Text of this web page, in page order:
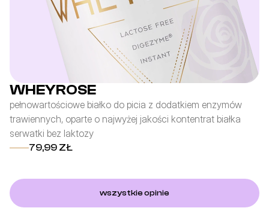
WHEYROSE
pełnowartościowe białko do picia z dodatkiem enzymów
trawiennych, oparte o najwyżej jakości kontentrat białka
serwatki bez laktozy
79,99 ZŁ
wszystkie opinie